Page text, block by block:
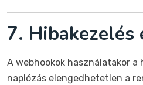
7. Hibakezelés
A webhookok használatakor a
naplózás elengedhetetlen a